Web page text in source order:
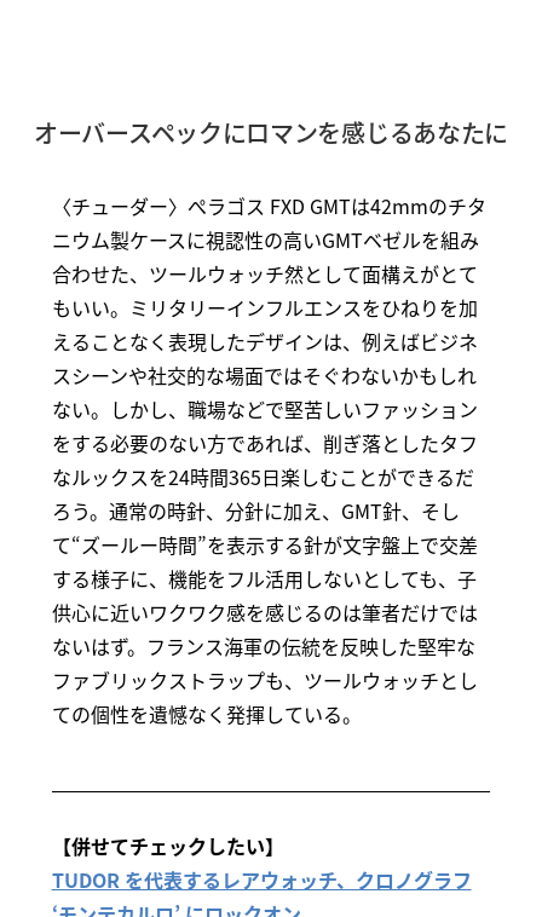
オーバースペックにロマンを感じるあなたに
〈チューダー〉ぺラゴス FXD GMTは42mmのチタ
ニウム製ケースに視認性の高いGMTベゼルを組み
合わせた、ツールウォッチ然として面構えがとて
もいい。ミリタリーインフルエンスをひねりを加
えることなく表現したデザインは、例えばビジネ
スシーンや社交的な場面ではそぐわないかもしれ
ない。しかし、職場などで堅苦しいファッション
をする必要のない方であれば、削ぎ落としたタフ
なルックスを24時間365日楽しむことができるだ
ろう。通常の時針、分針に加え、GMT針、そし
て“ズールー時間”を表示する針が文字盤上で交差
する様子に、機能をフル活用しないとしても、子
供心に近いワクワク感を感じるのは筆者だけでは
ないはず。フランス海軍の伝統を反映した堅牢な
ファブリックストラップも、ツールウォッチとし
ての個性を遺憾なく発揮している。
【併せてチェックしたい】
TUDOR を代表するレアウォッチ、クロノグラフ